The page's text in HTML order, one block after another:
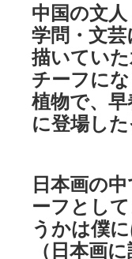
中国の文人
学問・文
描いてい
チーフに
植物で、
に登場した
日本画の
ーフとし
うかは僕
（日本画